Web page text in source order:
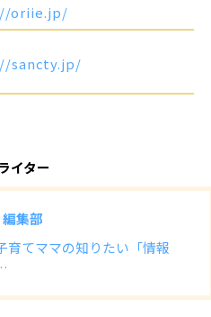
oriie.jp/
sancty.jp/
イター
集部
育てママの知りたい「情報